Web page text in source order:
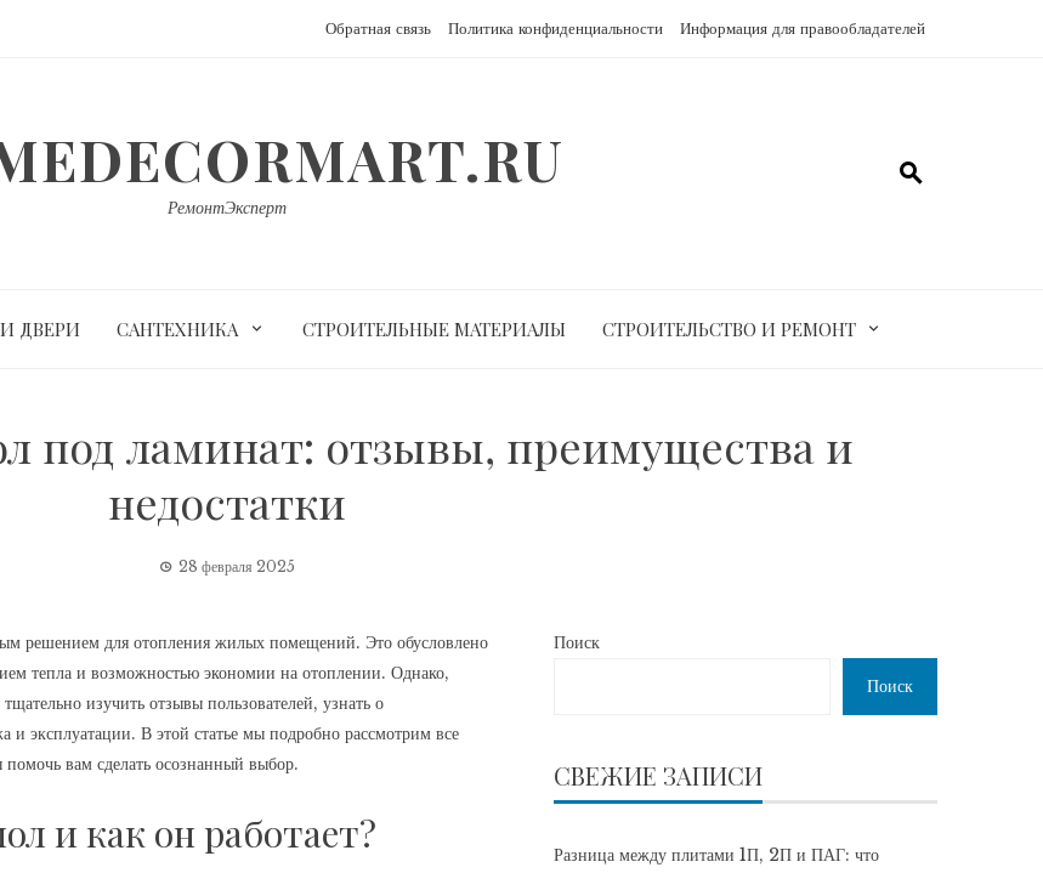
Обратная связь Политика конфиденциальности Информация для правообладателей
РемонтЭксперт
ДВЕРИ САНТЕХНИКА СТРОИТЕЛЬНЫЕ МАТЕРИАЛЫ СТРОИТЕЛЬСТВО И РЕМОНТ
под ламинат: отзывы, преимущества и
недостатки
28 февраля 2025
решением для отопления жилых помещений. Это обусловлено
тепла и возможностью экономии на отоплении. Однако,
изучить отзывы пользователей, узнать о
и эксплуатации. В этой статье мы подробно рассмотрим все
вам сделать осознанный выбор.
и как он работает?
Поиск
Поиск
СВЕЖИЕ ЗАПИСИ
Разница между плитами 1П, 2П и ПАГ: что